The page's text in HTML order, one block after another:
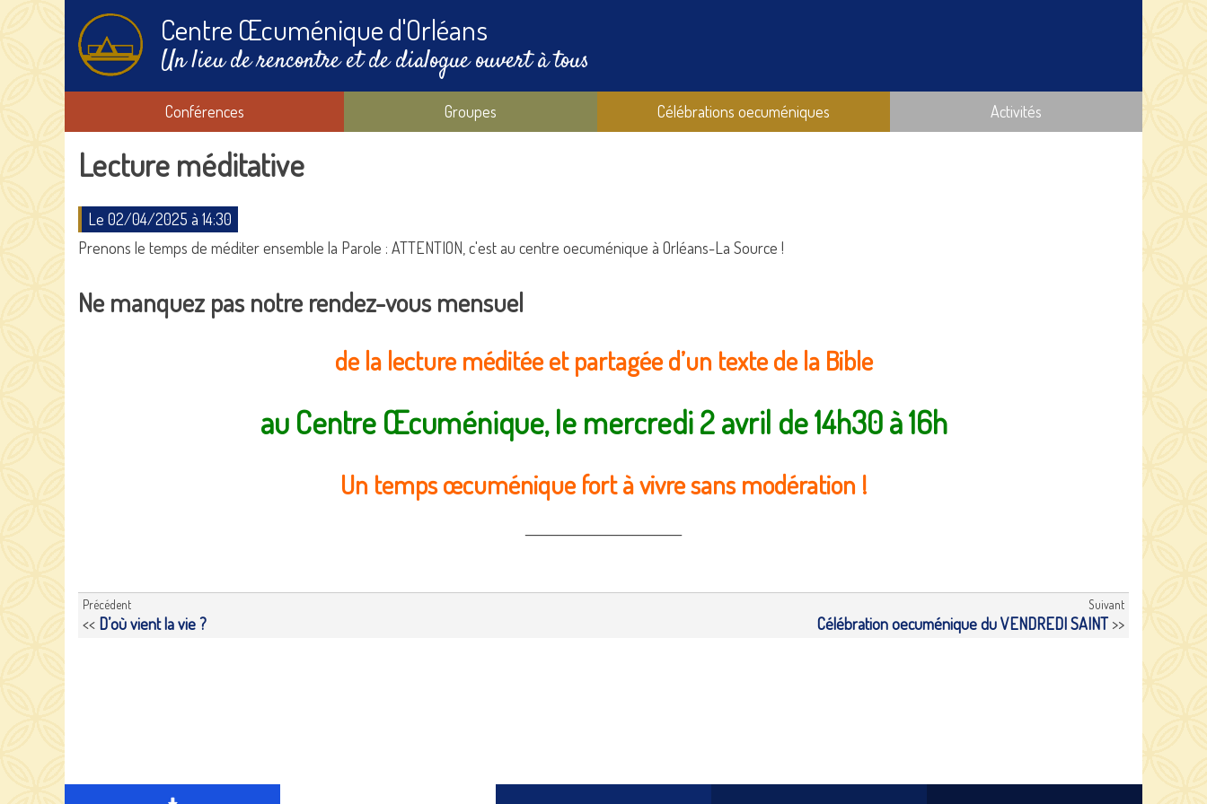
Centre Œcuménique d'Orléans
Un lieu de rencontre et de dialogue ouvert à tous
Conférences Groupes Célébrations oecuméniques Activités
Lecture méditative
Le 02/04/2025 à 14:30
Prenons le temps de méditer ensemble la Parole : ATTENTION, c'est au centre oecuménique à Orléans-La Source !
Ne manquez pas notre rendez-vous mensuel
de la lecture méditée et partagée d’un texte de la Bible
au Centre Œcuménique, le mercredi 2 avril de 14h30 à 16h
Un temps œcuménique fort à vivre sans modération !
Précédent
<< D’où vient la vie ?
Suivant
Célébration oecuménique du VENDREDI SAINT>>